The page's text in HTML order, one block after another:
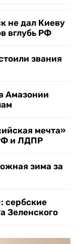
не дал Киеву
вглубь РФ
звания
Амазонии
мечта»
и ЛДПР
зима за
сербские
Зеленского